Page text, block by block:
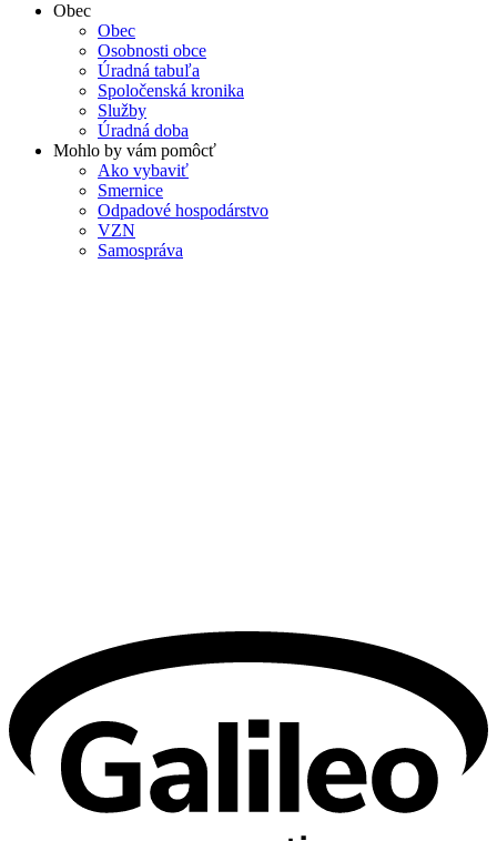
Obec
Obec
Osobnosti obce
Úradná tabuľa
Spoločenská kronika
Služby
Úradná doba
Mohlo by vám pomôcť
Ako vybaviť
Smernice
Odpadové hospodárstvo
VZN
Samospráva